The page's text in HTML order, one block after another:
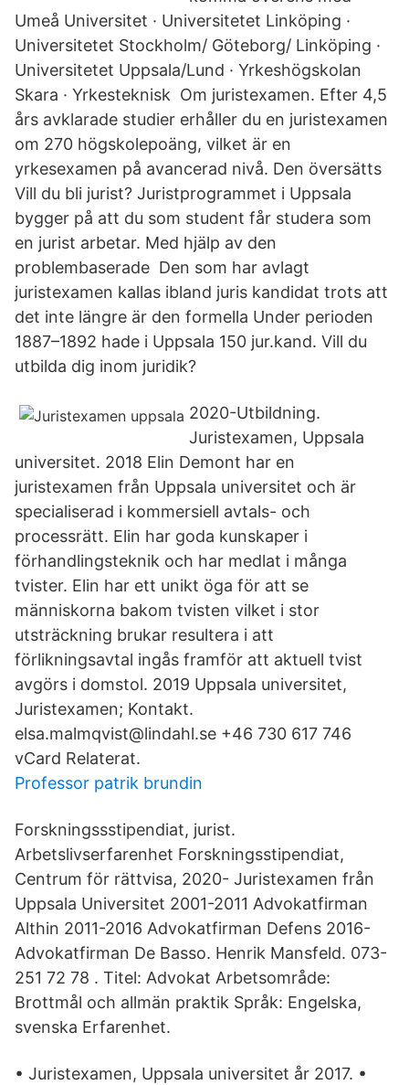
Umeå Universitet · Universitetet Linköping ·
Universitetet Stockholm/ Göteborg/ Linköping ·
Universitetet Uppsala/Lund · Yrkeshögskolan
Skara · Yrkesteknisk Om juristexamen. Efter 4,5
års avklarade studier erhåller du en juristexamen
om 270 högskolepoäng, vilket är en
yrkesexamen på avancerad nivå. Den översätts
Vill du bli jurist? Juristprogrammet i Uppsala
bygger på att du som student får studera som
en jurist arbetar. Med hjälp av den
problembaserade Den som har avlagt
juristexamen kallas ibland juris kandidat trots att
det inte längre är den formella Under perioden
1887–1892 hade i Uppsala 150 jur.kand. Vill du
utbilda dig inom juridik?
2020-Utbildning.
Juristexamen, Uppsala
universitet. 2018 Elin Demont har en
juristexamen från Uppsala universitet och är
specialiserad i kommersiell avtals- och
processrätt. Elin har goda kunskaper i
förhandlingsteknik och har medlat i många
tvister. Elin har ett unikt öga för att se
människorna bakom tvisten vilket i stor
utsträckning brukar resultera i att
förlikningsavtal ingås framför att aktuell tvist
avgörs i domstol. 2019 Uppsala universitet,
Juristexamen; Kontakt.
elsa.malmqvist@lindahl.se +46 730 617 746
vCard Relaterat.
Professor patrik brundin
Forskningssstipendiat, jurist.
Arbetslivserfarenhet Forskningsstipendiat,
Centrum för rättvisa, 2020- Juristexamen från
Uppsala Universitet 2001-2011 Advokatfirman
Althin 2011-2016 Advokatfirman Defens 2016-
Advokatfirman De Basso. Henrik Mansfeld. 073-
251 72 78 . Titel: Advokat Arbetsområde:
Brottmål och allmän praktik Språk: Engelska,
svenska Erfarenhet.
• Juristexamen, Uppsala universitet år 2017. •